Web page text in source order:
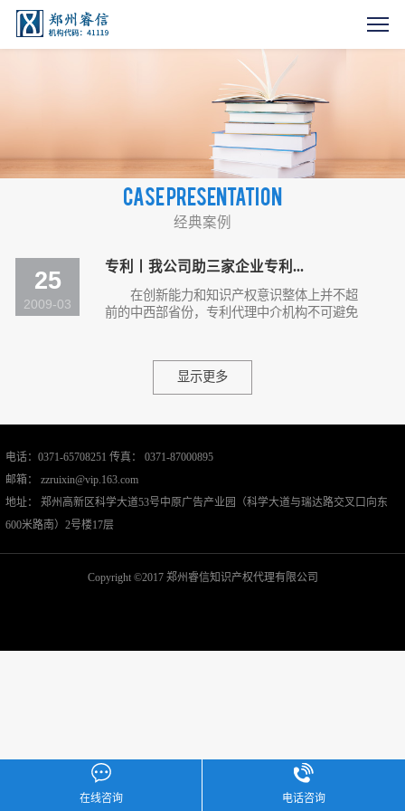
Case presentation
经典案例
25
2009-03
专利丨我公司助三家企业专利...
在创新能力和知识产权意识整体上并不超
前的中西部省份，专利代理中介机构不可避免
显示更多
在线咨询 电话咨询
电话：0371-65708251 传真： 0371-87000895
邮箱： zzruixin@vip.163.com
地址： 郑州高新区科学大道53号中原广告产业园（科学大道与瑞达路交叉口向东
600米路南）2号楼17层
Copyright ©2017 郑州睿信知识产权代理有限公司